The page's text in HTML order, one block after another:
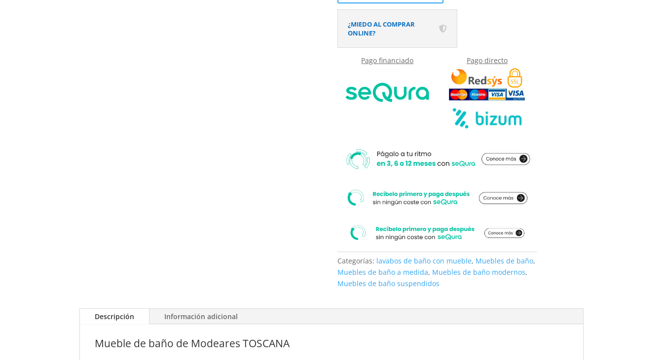
cajones
con
porcelana
acabado
cantidad
¿MIEDO AL COMPRAR
ONLINE?
Pago financiado Pago directo
Categorías: lavabos de baño con mueble, Muebles de baño,
Muebles de baño a medida, Muebles de baño modernos,
Muebles de baño suspendidos
Descripción Información adicional
Mueble de baño de Modeares TOSCANA